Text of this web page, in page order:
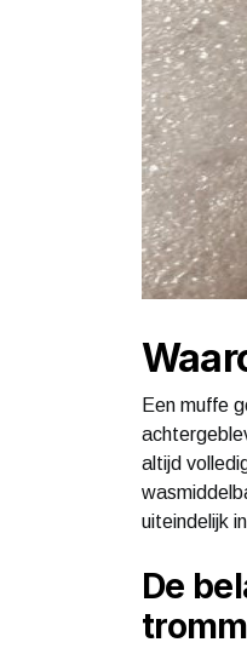
Een muffe
altijd
uiteindelijk
De